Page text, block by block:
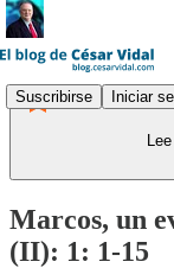
Suscribirse Iniciar
Marcos, un
(II): 1: 1-15